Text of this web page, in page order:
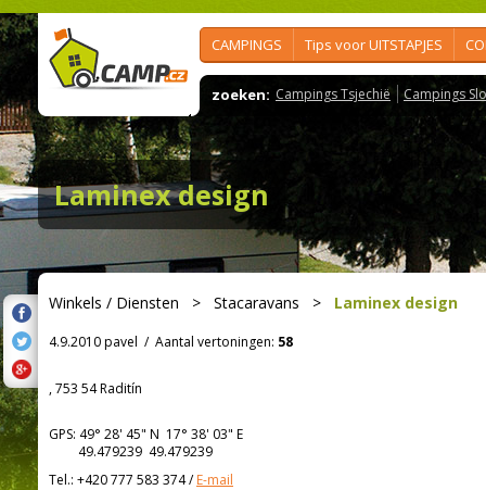
CAMPINGS Tips voor UITSTAPJES
zoeken: Campings Tsjechië Campings
Laminex design
Winkels / Diensten > Stacaravans > Laminex design
4.9.2010 pavel / Aantal vertoningen: 58
, 753 54 Raditín
GPS: 49° 28' 45" N 17° 38' 03" E
49.479239 49.479239
Tel.: +420 777 583 374/E-mail